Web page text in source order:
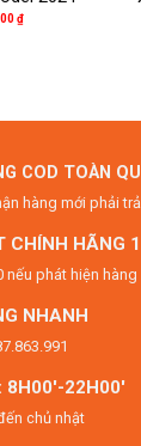
₫
COD TOÀN
hàng mới phải
CHÍNH HÃNG
nếu phát hiện hàng
NHANH
8H00'-22H00'
chủ nhật